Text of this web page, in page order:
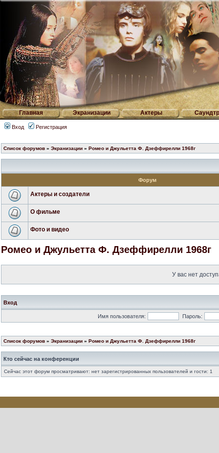
Главная Экранизации Актеры
Вход Регистрация
Список форумов » Экранизации » Ромео и Джульетта Ф. Дзеффирелли 1968г
Форум
Актеры и создатели
О фильме
Фото и видео
Ромео и Джульетта Ф. Дзеффирелли 1968г
У вас нет
Вход
Имя пользователя: Пароль:
Список форумов » Экранизации » Ромео и Джульетта Ф. Дзеффирелли 1968г
Кто сейчас на конференции
Сейчас этот форум просматривают: нет зарегистрированных пользователей и гости: 1